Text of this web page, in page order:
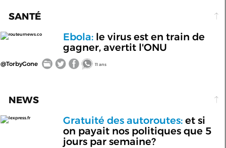
SANTÉ
routeurnews.co Ebola:le virus est en train de
gagner, avertit l'ONU
@TorbyGone 11 ans
NEWS
lexpress.fr Gratuité des autoroutes:et si
on payait nos politiques que 5
jours par semaine?